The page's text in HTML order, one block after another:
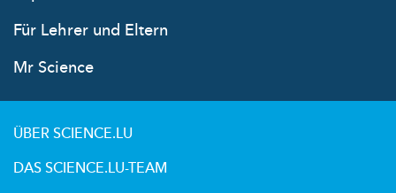
Für Lehrer und Eltern
Mr Science
ÜBER SCIENCE.LU
DAS SCIENCE.LU-TEAM